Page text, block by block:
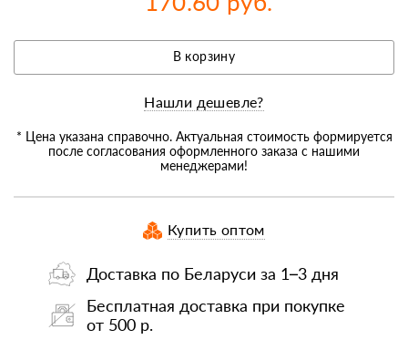
В корзину
Нашли дешевле?
* Цена указана справочно. Актуальная стоимость формируется
после согласования оформленного заказа с нашими
менеджерами!
Купить оптом
Доставка по Беларуси за 1–3 дня
Бесплатная доставка при покупке
от 500 р.